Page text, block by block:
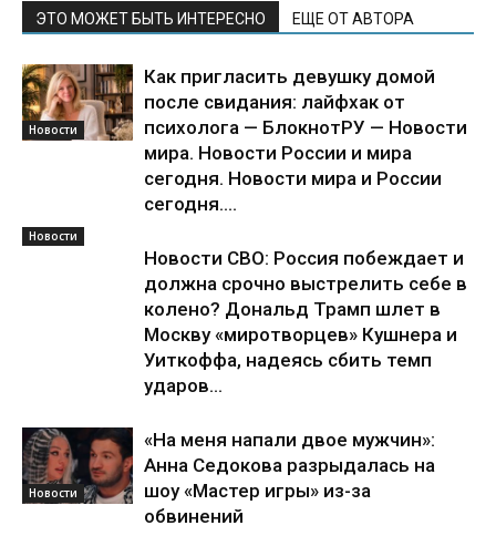
ЭТО МОЖЕТ БЫТЬ ИНТЕРЕСНО ЕЩЕ ОТ АВТОРА
Новости
Как пригласить девушку домой
после свидания: лайфхак от
психолога — БлокнотРУ — Новости
мира. Новости России и мира
сегодня. Новости мира и России
сегодня....
Новости
Новости СВО: Россия побеждает и
должна срочно выстрелить себе в
колено? Дональд Трамп шлет в
Москву «миротворцев» Кушнера и
Уиткоффа, надеясь сбить темп
ударов...
Новости
«На меня напали двое мужчин»:
Анна Седокова разрыдалась на
шоу «Мастер игры» из-за
обвинений